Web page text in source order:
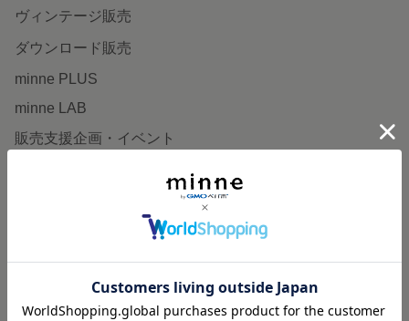
ヴィンテージ販売
ダウンロード販売
minne PLUS
minne LAB
販売支援企画・イベント
minneとものづくりと
minneの本